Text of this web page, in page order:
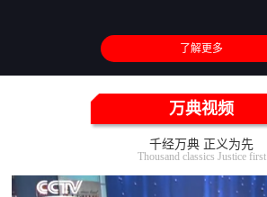
了解更多
万典视频
千经万典 正义为先
Thousand classics Justice first